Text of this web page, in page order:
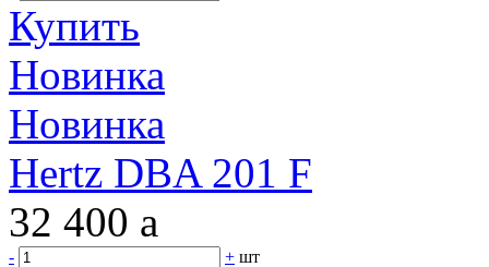
Купить
Новинка
Новинка
Hertz DBA 201 F
32 400 a
- + шт